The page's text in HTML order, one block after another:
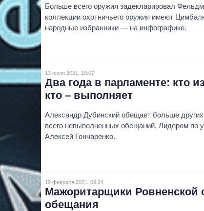
Больше всего оружия задекларировал
коллекции охотничьего оружия имеют
народные избранники — на инфографике.
13 июля 2021, 18:07
Два года в парламенте: кто
кто – выполняет
Александр Дубинский обещает больше
всего невыполненных обещаний. Лидером по
Алексей Гончаренко.
19 февраля 2021, 09:24
Мажоритарщики Ровненской
обещания